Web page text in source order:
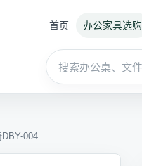
首页 办公家具选购
004